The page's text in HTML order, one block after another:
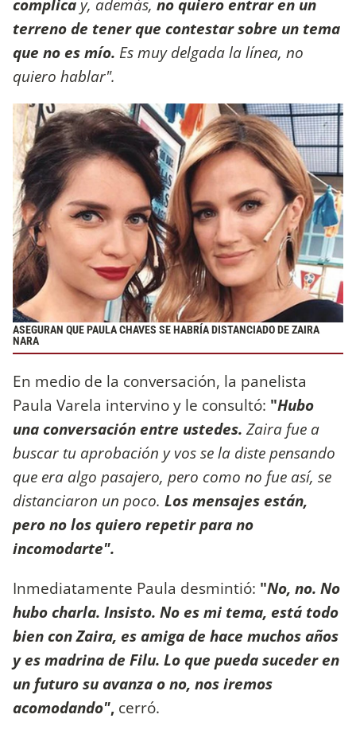
complica y, además, no quiero entrar en un
terreno de tener que contestar sobre un tema
que no es mío. Es muy delgada la línea, no
quiero hablar".
ASEGURAN QUE PAULA CHAVES SE HABRÍA DISTANCIADO DE ZAIRA
NARA
En medio de la conversación, la panelista
Paula Varela intervino y le consultó: "Hubo
una conversación entre ustedes. Zaira fue a
buscar tu aprobación y vos se la diste pensando
que era algo pasajero, pero como no fue así, se
distanciaron un poco. Los mensajes están,
pero no los quiero repetir para no
incomodarte".
Inmediatamente Paula desmintió: "No, no. No
hubo charla. Insisto. No es mi tema, está todo
bien con Zaira, es amiga de hace muchos años
y es madrina de Filu. Lo que pueda suceder en
un futuro su avanza o no, nos iremos
acomodando", cerró.